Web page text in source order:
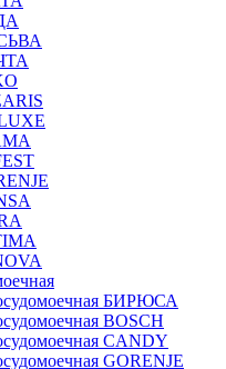
БИРЮСА
BOSCH
CANDY
GORENJE